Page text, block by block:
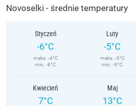
Novoselki - średnie temperatury
Styczeń
-6°C
maks. -4°C
min. -8°C
Luty
-5°C
maks. -3°C
min. -9°C
Kwiecień
7°C
Maj
13°C